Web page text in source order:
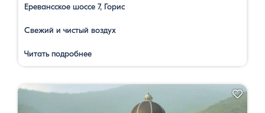
Еревансское шоссе 7, Горис
Свежий и чистый воздух
Читать подробнее